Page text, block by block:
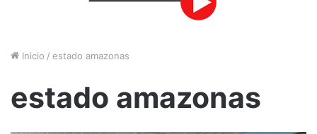
Inicio / estado amazonas
estado amazonas